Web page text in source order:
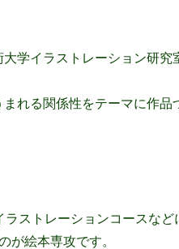
学イラストレーション研究
れる関係性をテーマに作品
ラストレーションコースなど
が絵本専攻です。